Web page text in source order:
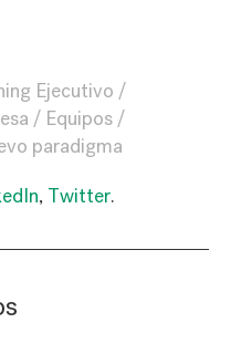
Ejecutivo
Equipos
paradigma
, Twitter.